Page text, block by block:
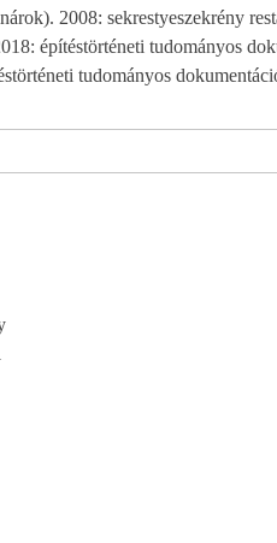
2008: sekrestyeszekrény
tudományos